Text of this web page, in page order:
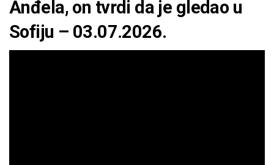
Anđela, on tvrdi da je gledao u
Sofiju – 03.07.2026.